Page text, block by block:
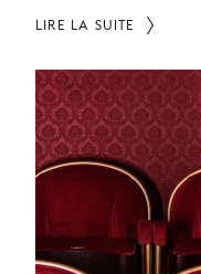
LIRE LA SUITE